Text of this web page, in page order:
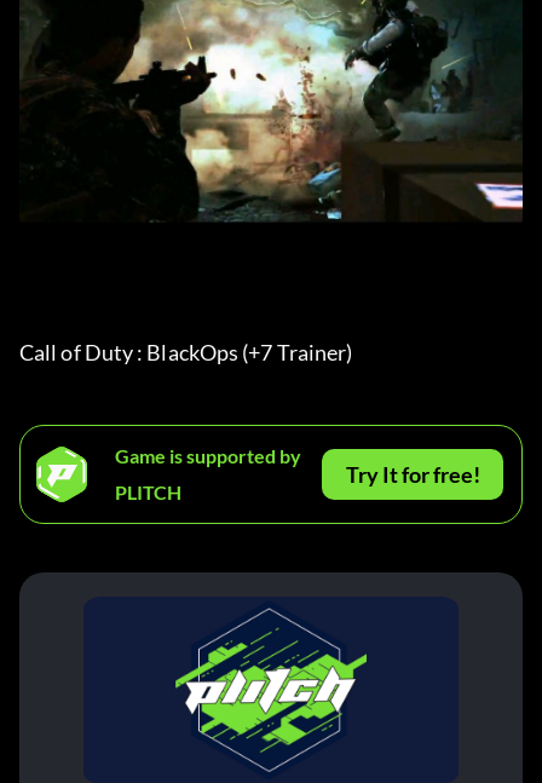
Call of Duty : BlackOps (+7 Trainer)
Game is supported by
PLITCH
Try It for free!